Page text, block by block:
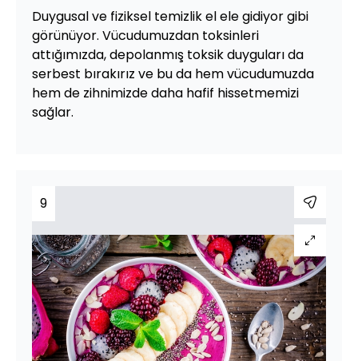
Duygusal ve fiziksel temizlik el ele gidiyor gibi
görünüyor. Vücudumuzdan toksinleri
attığımızda, depolanmış toksik duyguları da
serbest bırakırız ve bu da hem vücudumuzda
hem de zihnimizde daha hafif hissetmemizi
sağlar.
9